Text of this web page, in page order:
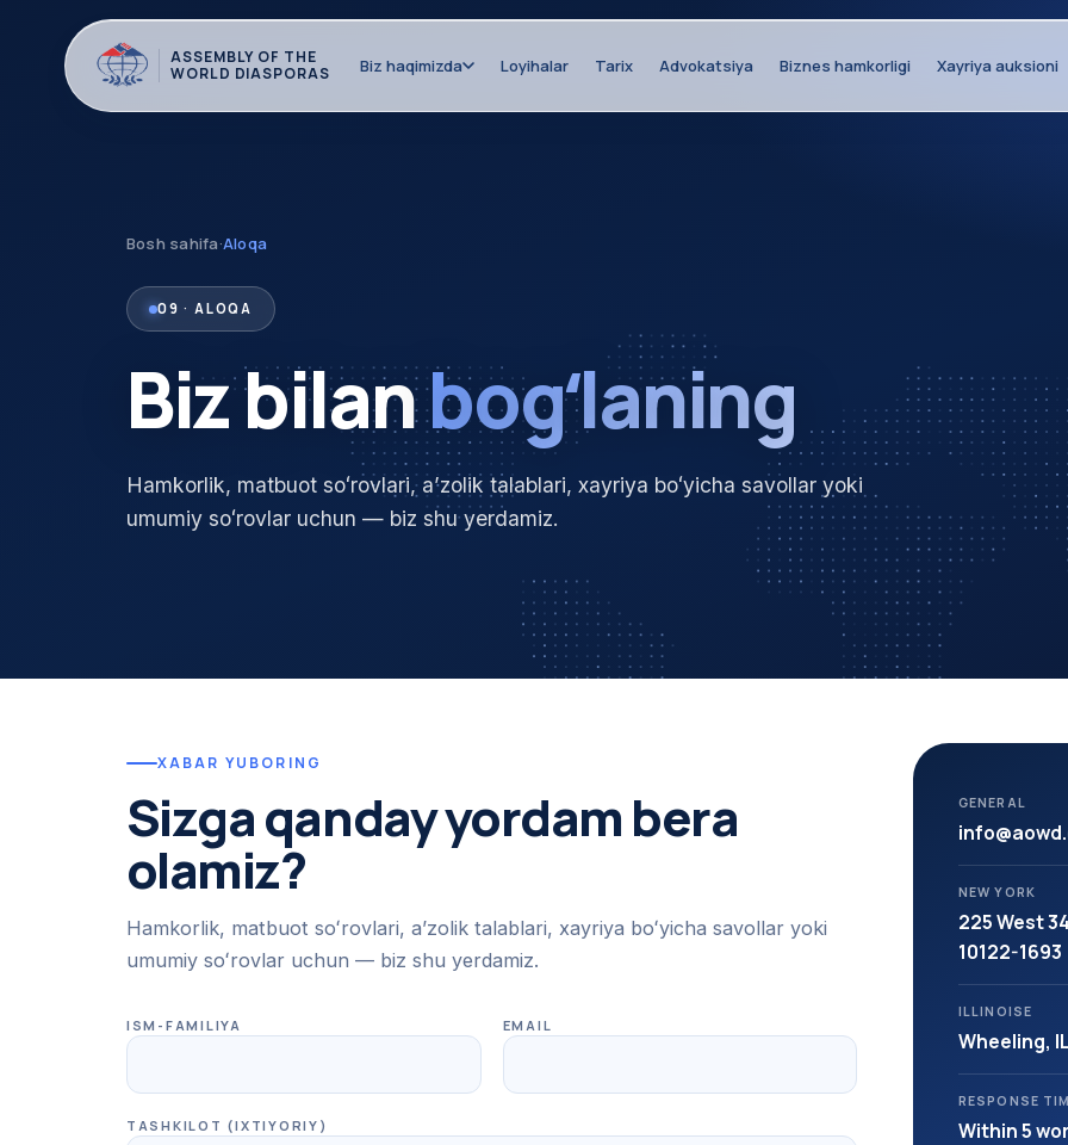
ASSEMBLY OF THE
WORLD DIASPORAS
Biz haqimizda Loyihalar Tarix Advokatsiya Biznes hamkorligi Xayriya auksioni
Bosh sahifa·Aloqa
09 · ALOQA
Biz bilanbogʻlaning
Hamkorlik, matbuot soʻrovlari, aʼzolik talablari, xayriya boʻyicha savollar yoki
umumiy soʻrovlar uchun — biz shu yerdamiz.
XABAR YUBORING
Sizga qanday yordam bera
olamiz?
Hamkorlik, matbuot soʻrovlari, aʼzolik talablari, xayriya boʻyicha savollar yoki
umumiy soʻrovlar uchun — biz shu yerdamiz.
ISM-FAMILIYA EMAIL
TASHKILOT (IXTIYORIY)
GENERAL
NEW YORK
225 West
10122-1693
ILLINOISE
Wheeling,
RESPONSE
Within 5